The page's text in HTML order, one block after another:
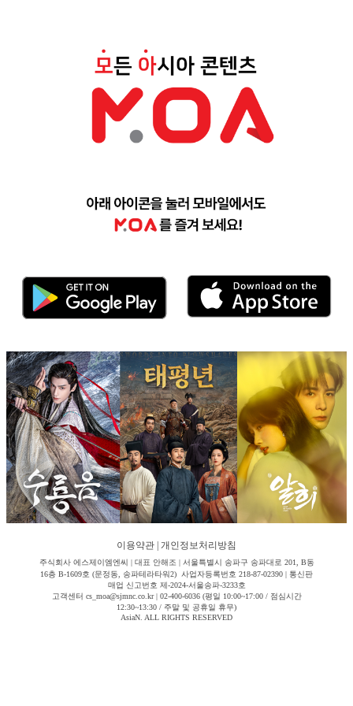
이용약관 개인정보처리방침
주식회사 에스제이엠엔씨 | 대표 안해조 | 서울특별시 송파구 송파대로 201, B동
16층 B-1609호 (문정동, 송파테라타워2) 사업자등록번호 218-87-02390 | 통신판
매업 신고번호 제-2024-서울송파-3233호
고객센터 cs_moa@sjmnc.co.kr | 02-400-6036 (평일 10:00~17:00 / 점심시간
12:30~13:30 / 주말 및 공휴일 휴무)
AsiaN. ALL RIGHTS RESERVED